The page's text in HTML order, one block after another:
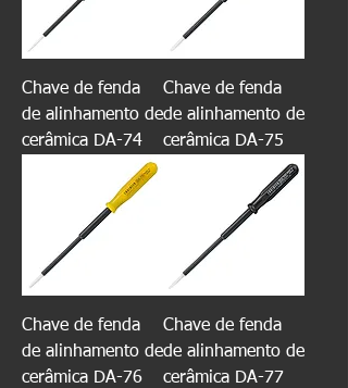
Chave de fenda
de alinhamento de
cerâmica DA-74
Chave de fenda
de alinhamento de
cerâmica DA-75
Chave de fenda
de alinhamento de
cerâmica DA-76
Chave de fenda
de alinhamento de
cerâmica DA-77